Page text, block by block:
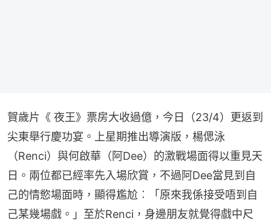
賀歲片《 夜王》票房大收過億，今日（23/4）更返到
尖東舉行慶功宴。上星期推出導演版，楊偲泳
（Renci）與何啟華（阿Dee）的激戰場面得以重見天
日。兩位都已經率先入場欣賞，不過阿Dee當見到自
己的情慾場面時，顯得尷尬︰「原來我係接受唔到自
己某幾場戲。」至於Renci，身邊朋友就覺得戲中尺